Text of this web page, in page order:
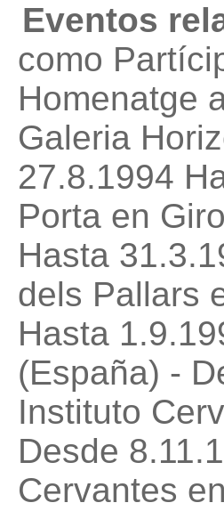
Eventos
como
Homenatge
Galeria
27.8.1994
Porta en
Hasta
dels Pallars
Hasta
(España) -
Instituto
Desde
Cervantes